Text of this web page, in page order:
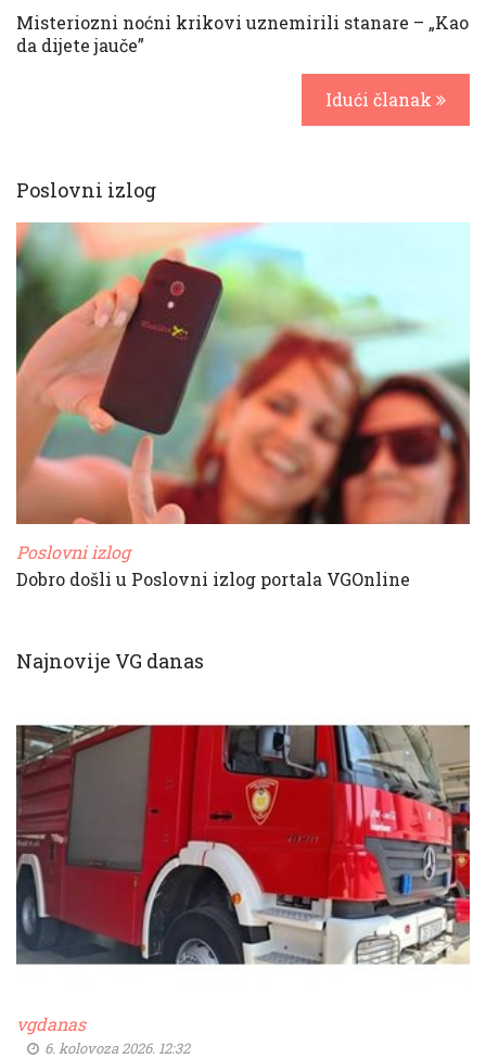
Misteriozni noćni krikovi uznemirili stanare – „Kao
da dijete jauče”
Idući članak
Poslovni izlog
Poslovni izlog
Dobro došli u Poslovni izlog portala VGOnline
Najnovije VG danas
vgdanas
6. kolovoza 2026. 12:32